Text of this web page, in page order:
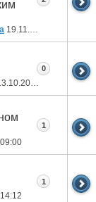
19.11.2002
0
09:00
1
14:12
1